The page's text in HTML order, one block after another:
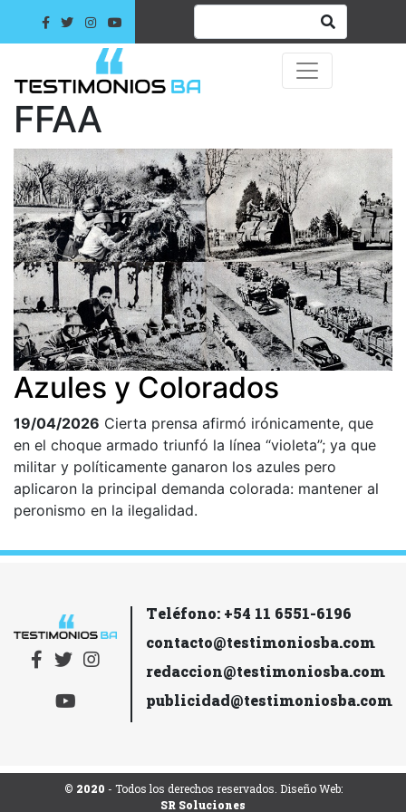
FFAA
Azules y Colorados
19/04/2026 Cierta prensa afirmó irónicamente, que
en el choque armado triunfó la línea “violeta”; ya que
militar y políticamente ganaron los azules pero
aplicaron la principal demanda colorada: mantener al
peronismo en la ilegalidad.
Teléfono: +54 11 6551-6196
contacto@testimoniosba.com
redaccion@testimoniosba.com
publicidad@testimoniosba.com
© 2020 - Todos los derechos reservados. Diseño Web:
SR Soluciones